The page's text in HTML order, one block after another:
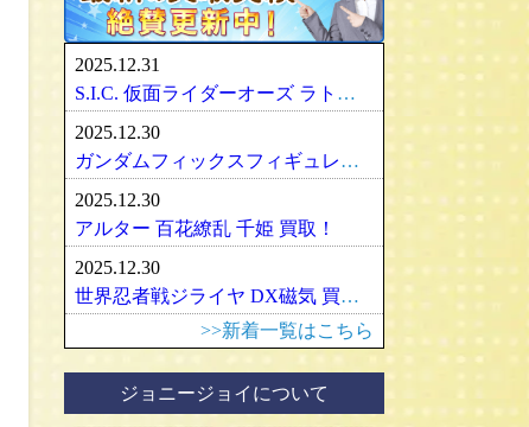
VCD
アルター/ALTER
グッドスマイルカンパニー
壽屋/コトブキヤ
グリフォンエンタープライズ
フリーイング/FREEing
やまと/YAMATO
ダイキ工業/DAIKI
マドレーヌちゃん
ベアブリック・BE＠RBRICK
メディコムトイ
セキグチ
ペットワークス/PetWORKs
やまと/YAMATO
ママチャップトイ
オビツドール/OBITSU
アオシマ / DISM
ブラーゴ/Bburago
ヘルパ/herpa
大盛屋 ミクロペット
イクソ/IXO
ﾋﾞｰﾋﾞｰｱｰﾙ/BBR
アメリカ車
イタリア車
スーパーロボット大戦
魔神英雄伝ワタル
車・バイク
戦車・軍用機・軍艦
旅客機/飛行機
船・ボート
建築物
デコトラ
ミニ四駆
タミヤ/田宮模型
カトー/KATO
トミックス/TOMIX
ﾏｲｸﾛｴｰｽ/MICRO ACE
ｸﾞﾘｰﾝﾏｯｸｽ/GREENMAX
ワールド工芸
Bトレインショーティー
モデモ/MODEMO
エンドウ/TER
ピノチオ模型
鉄道模型社
2025.12.31
S.I.C. 仮面ライダーオーズ ラトラーターコンボ買取
2025.12.30
ガンダムフィックスフィギュレーション GFF おまとめ買取！
2025.12.30
アルター 百花繚乱 千姫 買取！
2025.12.30
世界忍者戦ジライヤ DX磁気 買取！
>>新着一覧はこちら
ジョニージョイについて